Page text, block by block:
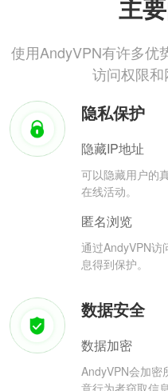
主
使用AndyVPN有许多优
访问权限
隐私保护
隐藏IP地址
可以隐藏用户的
在线活动。
匿名浏览
通过AndyVPN访
息得到保护。
数据安全
数据加密
AndyVPN会加密